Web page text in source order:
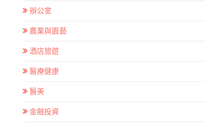
辦公室
農業與園藝
酒店旅遊
醫療健康
醫美
金融投資